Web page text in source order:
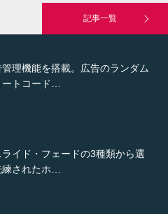
記事一覧
理機能を搭載。広告のランダム
ートコード…
イド・フェードの3種類から選
練されたホ…